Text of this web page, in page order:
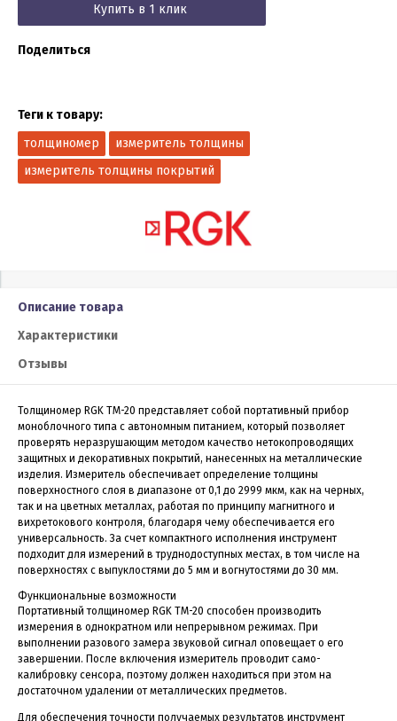
Купить в 1 клик
Поделиться
Теги к товару:
толщиномер
измеритель толщины
измеритель толщины покрытий
Описание товара
Характеристики
Отзывы
Толщиномер RGK TM-20 представляет собой портативный прибор
моноблочного типа с автономным питанием, который позволяет
проверять неразрушающим методом качество нетокопроводящих
защитных и декоративных покрытий, нанесенных на металлические
изделия. Измеритель обеспечивает определение толщины
поверхностного слоя в диапазоне от 0,1 до 2999 мкм, как на черных,
так и на цветных металлах, работая по принципу магнитного и
вихретокового контроля, благодаря чему обеспечивается его
универсальность. За счет компактного исполнения инструмент
подходит для измерений в труднодоступных местах, в том числе на
поверхностях с выпуклостями до 5 мм и вогнутостями до 30 мм.
Функциональные возможности
Портативный толщиномер RGK TM-20 способен производить
измерения в однократном или непрерывном режимах. При
выполнении разового замера звуковой сигнал оповещает о его
завершении. После включения измеритель проводит само-
калибровку сенсора, поэтому должен находиться при этом на
достаточном удалении от металлических предметов.
Для обеспечения точности получаемых результатов инструмент